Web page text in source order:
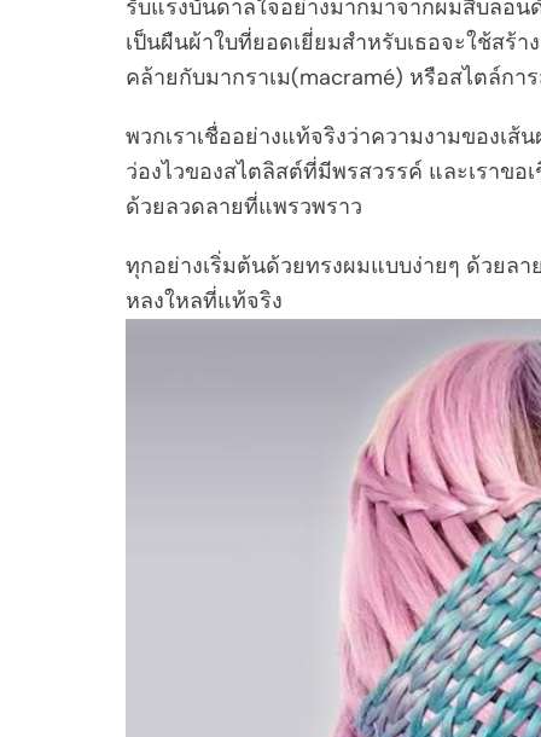
รับแรงบันดาลใจอย่างมากมาจากผมสีบลอ
เป็นผืนผ้าใบที่ยอดเยี่ยมสำหรับเธอจะใช้ส
คล้ายกับมากราเม(macramé) หรือสไตล์ก
พวกเราเชื่ออย่างแท้จริงว่าความงามของเ
ว่องไวของสไตลิสต์ที่มีพรสวรรค์ และเรา
ด้วยลวดลายที่แพรวพราว
ทุกอย่างเริ่มต้นด้วยทรงผมแบบง่ายๆ ด้วยล
หลงใหลที่แท้จริง